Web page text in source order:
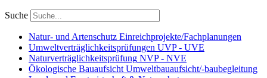
Suche
Natur- und Artenschutz Einreichprojekte/Fachplanungen
Umweltverträglichkeitsprüfungen UVP - UVE
Naturverträglichkeitsprüfung NVP - NVE
Ökologische Bauaufsicht Umweltbauaufsicht/-baubegleitung